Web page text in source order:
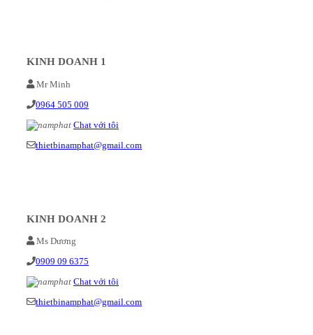
KINH DOANH 1
Mr Minh
0964 505 009
Chat với tôi
thietbinamphat@gmail.com
KINH DOANH 2
Ms Dương
0909 09 6375
Chat với tôi
thietbinamphat@gmail.com